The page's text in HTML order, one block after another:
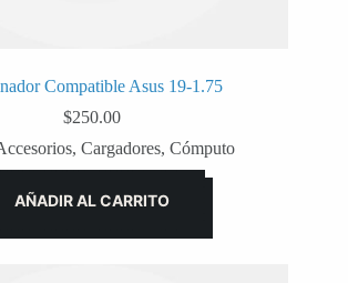
Compatible Asus 19-1.75
$250.00
, Cargadores, Cómputo
AÑADIR AL CARRITO